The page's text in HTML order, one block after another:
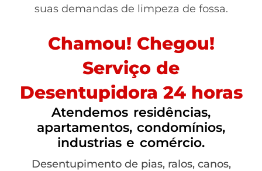
suas demandas de limpeza de fossa.
Chamou! Chegou!
Serviço de
Desentupidora 24 horas
Atendemos residências,
apartamentos, condomínios,
industrias e comércio.
Desentupimento de pias, ralos, canos,